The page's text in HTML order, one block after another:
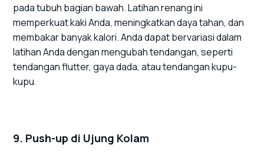
pada tubuh bagian bawah. Latihan renang ini
memperkuat kaki Anda, meningkatkan daya tahan, dan
membakar banyak kalori. Anda dapat bervariasi dalam
latihan Anda dengan mengubah tendangan, seperti
tendangan flutter, gaya dada, atau tendangan kupu-
kupu.
9. Push-up di Ujung Kolam